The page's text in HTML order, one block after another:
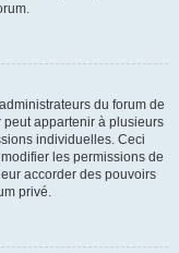
du forum de
appartenir à plusieurs
individuelles. Ceci
les permissions de
accorder des pouvoirs
privé.